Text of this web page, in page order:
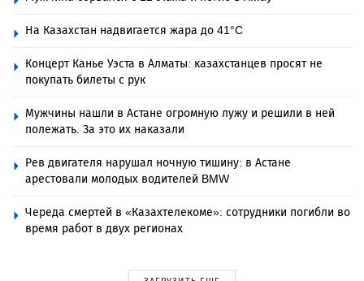
На Казахстан надвигается жара до 41°C
Концерт Канье Уэста в Алматы: казахстанцев просят не
покупать билеты с рук
Мужчины нашли в Астане огромную лужу и решили в ней
полежать. За это их наказали
Рев двигателя нарушал ночную тишину: в Астане
арестовали молодых водителей BMW
Череда смертей в «Казахтелекоме»: сотрудники погибли во
время работ в двух регионах